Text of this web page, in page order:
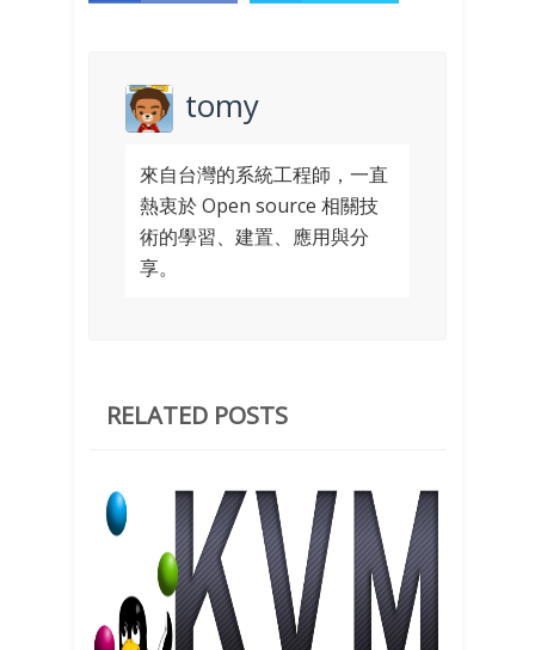
tomy
來自台灣的系統工程師，一直
熱衷於 Open source 相關技
術的學習、建置、應用與分
享。
RELATED POSTS